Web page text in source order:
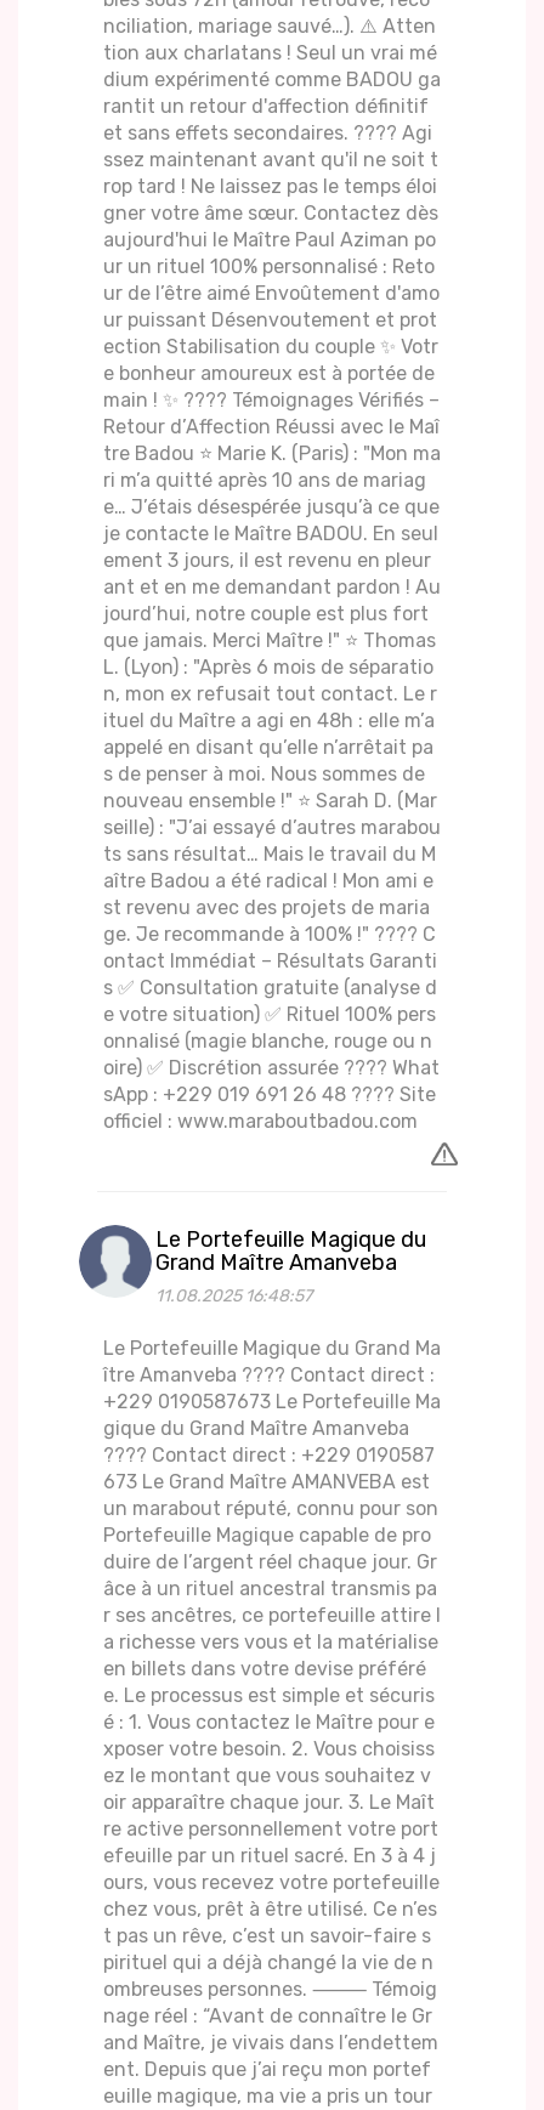
nciliation, mariage sauvé…). ⚠️ Atten
tion aux charlatans ! Seul un vrai mé
dium expérimenté comme BADOU ga
rantit un retour d'affection définitif
et sans effets secondaires. ???? Agi
ssez maintenant avant qu'il ne soit t
rop tard ! Ne laissez pas le temps éloi
gner votre âme sœur. Contactez dès
aujourd'hui le Maître Paul Aziman po
ur un rituel 100% personnalisé : Reto
ur de l’être aimé Envoûtement d'amo
ur puissant Désenvoutement et prot
ection Stabilisation du couple ✨ Votr
e bonheur amoureux est à portée de
main ! ✨ ???? Témoignages Vérifiés –
Retour d’Affection Réussi avec le Maî
tre Badou ⭐ Marie K. (Paris) : "Mon ma
ri m’a quitté après 10 ans de mariag
e… J’étais désespérée jusqu’à ce que
je contacte le Maître BADOU. En seul
ement 3 jours, il est revenu en pleur
ant et en me demandant pardon ! Au
jourd’hui, notre couple est plus fort
que jamais. Merci Maître !" ⭐ Thomas
L. (Lyon) : "Après 6 mois de séparatio
n, mon ex refusait tout contact. Le r
ituel du Maître a agi en 48h : elle m’a
appelé en disant qu’elle n’arrêtait pa
s de penser à moi. Nous sommes de
nouveau ensemble !" ⭐ Sarah D. (Mar
seille) : "J’ai essayé d’autres marabou
ts sans résultat… Mais le travail du M
aître Badou a été radical ! Mon ami e
st revenu avec des projets de maria
ge. Je recommande à 100% !" ???? C
ontact Immédiat – Résultats Garanti
s ✅ Consultation gratuite (analyse d
e votre situation) ✅ Rituel 100% pers
onnalisé (magie blanche, rouge ou n
oire) ✅ Discrétion assurée ???? What
sApp : +229 019 691 26 48 ???? Site
officiel : www.maraboutbadou.com
Le Portefeuille Magique du
Grand Maître Amanveba
11.08.2025 16:48:57
Le Portefeuille Magique du Grand Ma
ître Amanveba ???? Contact direct :
+229 0190587673 Le Portefeuille Ma
gique du Grand Maître Amanveba
???? Contact direct : +229 0190587
673 Le Grand Maître AMANVEBA est
un marabout réputé, connu pour son
Portefeuille Magique capable de pro
duire de l’argent réel chaque jour. Gr
âce à un rituel ancestral transmis pa
r ses ancêtres, ce portefeuille attire l
a richesse vers vous et la matérialise
en billets dans votre devise préféré
e. Le processus est simple et sécuris
é : 1. Vous contactez le Maître pour e
xposer votre besoin. 2. Vous choisiss
ez le montant que vous souhaitez v
oir apparaître chaque jour. 3. Le Maît
re active personnellement votre port
efeuille par un rituel sacré. En 3 à 4 j
ours, vous recevez votre portefeuille
chez vous, prêt à être utilisé. Ce n’es
t pas un rêve, c’est un savoir-faire s
pirituel qui a déjà changé la vie de n
ombreuses personnes. ⸻ Témoig
nage réel : “Avant de connaître le Gr
and Maître, je vivais dans l’endettem
ent. Depuis que j’ai reçu mon portef
euille magique, ma vie a pris un tour